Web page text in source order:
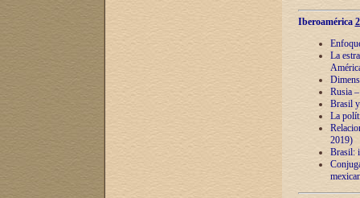
Iberoamérica
La
Rusia
Brasil
La
2019)
Brasil: